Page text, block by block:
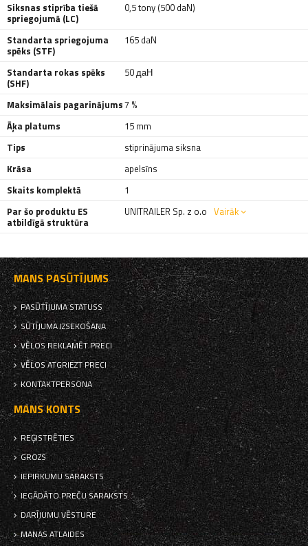
Siksnas stiprība tiešā
spriegojumā (LC)
0,5 tony (500 daN)
Standarta spriegojuma
spēks (STF)
165 daN
Standarta rokas spēks
(SHF)
50 даН
Maksimālais pagarinājums7 %
Āķa platums
15 mm
Tips
stiprinājuma siksna
Krāsa
apelsīns
Skaits komplektā
1
Par šo produktu ES
atbildīgā struktūra
UNITRAILER Sp. z o.o Vairāk
MANS PASŪTĪJUMS
PASŪTĪJUMA STATUSS
SŪTĪJUMA IZSEKOŠANA
VĒLOS REKLAMĒT PRECI
VĒLOS ATGRIEZT PRECI
KONTAKTPERSONA
MANS KONTS
REĢISTRĒTIES
GROZS
IEPIRKUMU SARAKSTS
IEGĀDĀTO PREČU SARAKSTS
DARĪJUMU VĒSTURE
MANAS ATLAIDES